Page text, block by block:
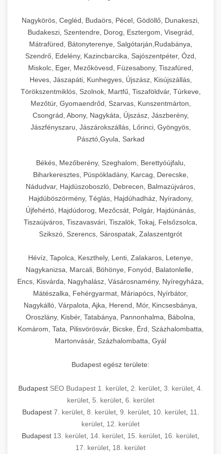
Nagykörös, Cegléd, Budaörs, Pécel, Gödöllő, Dunakeszi,
Budakeszi, Szentendre, Dorog, Esztergom, Visegrád,
Mátrafüred, Bátonyterenye, Salgótarján,Rudabánya,
Szendrő, Edelény, Kazincbarcika, Sajószentpéter, Ózd,
Miskolc, Eger, Mezőkövesd, Füzesabony, Tiszafüred,
Heves, Jászapáti, Kunhegyes, Újszász, Kisújszállás,
Törökszentmiklós, Szolnok, Martfű, Tiszaföldvár, Túrkeve,
Mezőtúr, Gyomaendrőd, Szarvas, Kunszentmárton,
Csongrád, Abony, Nagykáta, Újszász, Jászberény,
Jászfényszaru, Jászárokszállás, Lőrinci, Gyöngyös,
Pásztó,Gyula, Sarkad
Békés, Mezőberény, Szeghalom, Berettyóújfalu,
Biharkeresztes, Püspökladány, Karcag, Derecske,
Nádudvar, Hajdúszoboszló, Debrecen, Balmazújváros,
Hajdúböszörmény, Téglás, Hajdúhadház, Nyíradony,
Újfehértó, Hajdúdorog, Mezőcsát, Polgár, Hajdúnánás,
Tiszaújváros, Tiszavasvári, Tiszalök, Tokaj, Felsőzsolca,
Szikszó, Szerencs, Sárospatak, Zalaszentgrót
Hévíz, Tapolca, Keszthely, Lenti, Zalakaros, Letenye,
Nagykanizsa, Marcali, Böhönye, Fonyód, Balatonlelle,
Encs, Kisvárda, Nagyhalász, Vásárosnamény, Nyíregyháza,
Mátészalka, Fehérgyarmat, Máriapócs, Nyírbátor,
Nagykálló, Várpalota, Ajka, Herend, Mór, Kincsesbánya,
Oroszlány, Kisbér, Tatabánya, Pannonhalma, Bábolna,
Komárom, Tata, Pilisvörösvár, Bicske, Érd, Százhalombatta,
Martonvásár, Százhalombatta, Gyál
Budapest egész területe:
Budapest SEO Budapest 1. kerület 2. kerület 3. kerület 4.
kerület, 5. kerület, 6. kerület
Budapest 7. kerület, 8. kerület, 9. kerület, 10. kerület, 11.
kerület 12. kerület
Budapest 13. kerület 14. kerület 15. kerület 16. kerület
17. kerület 18. kerület